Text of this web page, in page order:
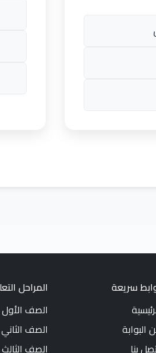
سريعة
البوابة
بنا
المراحل
الصف الأول
الصف الثاني
الصف الثالث